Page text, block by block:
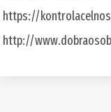
https://
http://